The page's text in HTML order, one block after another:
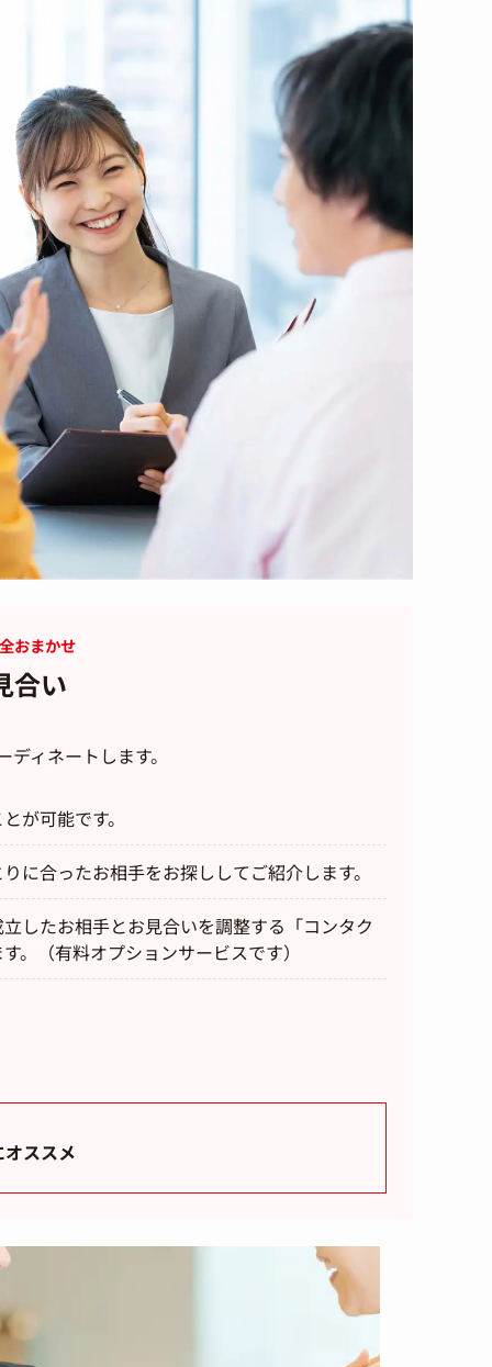
おまかせ
合い
ィネートします。
が可能です。
に合ったお相手をお探ししてご紹介します。
したお相手とお見合いを調整する「コンタク
。（有料オプションサービスです）
ススメ